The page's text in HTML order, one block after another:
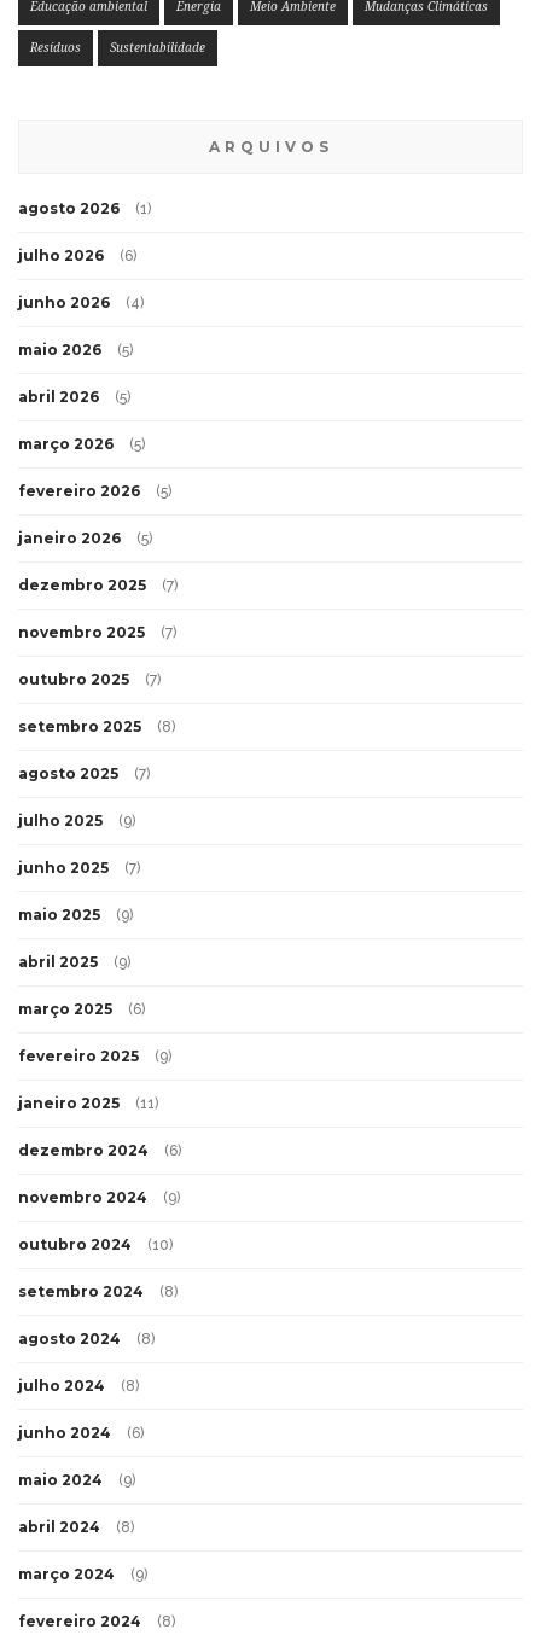
Educação ambiental Energia Meio Ambiente Mudanças Climáticas
Resíduos Sustentabilidade
ARQUIVOS
agosto 2026 (1)
julho 2026 (6)
junho 2026 (4)
maio 2026 (5)
abril 2026 (5)
março 2026 (5)
fevereiro 2026 (5)
janeiro 2026 (5)
dezembro 2025 (7)
novembro 2025 (7)
outubro 2025 (7)
setembro 2025 (8)
agosto 2025 (7)
julho 2025 (9)
junho 2025 (7)
maio 2025 (9)
abril 2025 (9)
março 2025 (6)
fevereiro 2025 (9)
janeiro 2025 (11)
dezembro 2024 (6)
novembro 2024 (9)
outubro 2024 (10)
setembro 2024 (8)
agosto 2024 (8)
julho 2024 (8)
junho 2024 (6)
maio 2024 (9)
abril 2024 (8)
março 2024 (9)
fevereiro 2024 (8)